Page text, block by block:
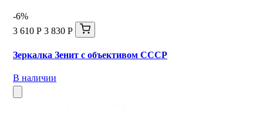
-6%
3 610 Р 3 830 Р
Зеркалка Зенит с объективом СССР
В наличии